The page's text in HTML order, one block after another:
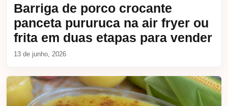
Barriga de porco crocante
panceta pururuca na air fryer ou
frita em duas etapas para vender
13 de junho, 2026